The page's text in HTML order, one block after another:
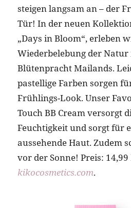
steigen langsam an – der
Tür! In der neuen
„Days in Bloom“, erleben
Wiederbelebung der
Blütenpracht Mailands.
pastellige Farben sorgen
Frühlings-Look. Unser
Touch BB Cream versorgt
Feuchtigkeit und sorgt für
aussehende Haut. Zudem
vor der Sonne! Preis:
kikocosmetics.com.